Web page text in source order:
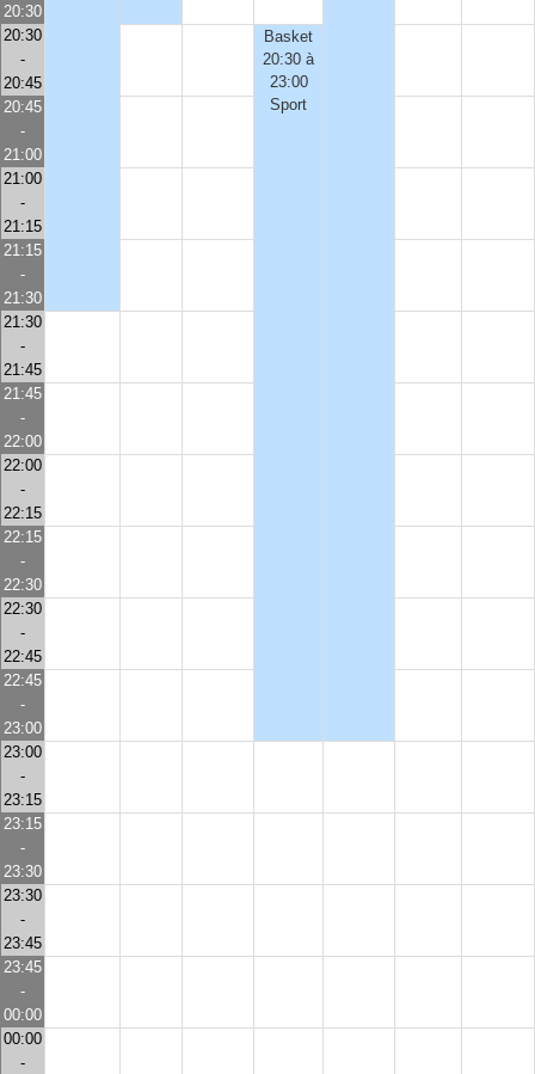
20:30
20:30
-
20:45
Basket
20:30 à
23:00
Sport
20:45
-
21:00
21:00
-
21:15
21:15
-
21:30
21:30
-
21:45
21:45
-
22:00
22:00
-
22:15
22:15
-
22:30
22:30
-
22:45
22:45
-
23:00
23:00
-
23:15
23:15
-
23:30
23:30
-
23:45
23:45
-
00:00
00:00
-